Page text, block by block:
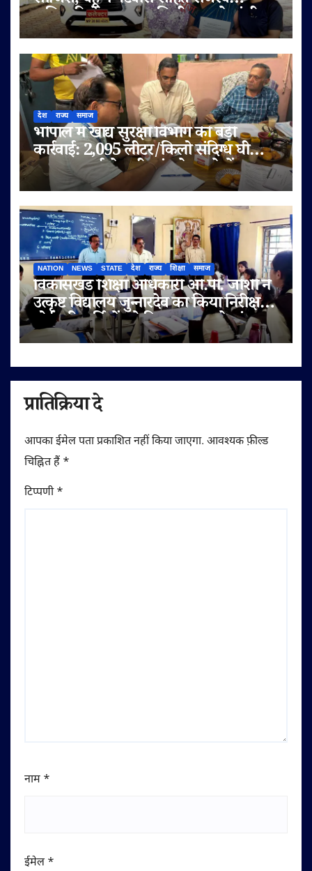
अधिकारियों पर लगाए मिलीभगत के गंभीर
आरोप
देश राज्य समाज
भोपाल में खाद्य सुरक्षा विभाग की बड़ी
कार्रवाई: 2,095 लीटर/किलो संदिग्ध घी
जब्त, सप्लाई चेन भी जांच के दायरे में
NATION NEWS STATE देश राज्य शिक्षा समाज
विकासखंड शिक्षा अधिकारी ओ.पी. जोशी ने
उत्कृष्ट विद्यालय जुन्नारदेव का किया निरीक्षण,
बोर्ड परीक्षार्थियों को दिए सफलता के मंत्र
प्रातिक्रिया दे
आपका ईमेल पता प्रकाशित नहीं किया जाएगा. आवश्यक फ़ील्ड
चिह्नित हैं *
टिप्पणी*
नाम *
ईमेल *